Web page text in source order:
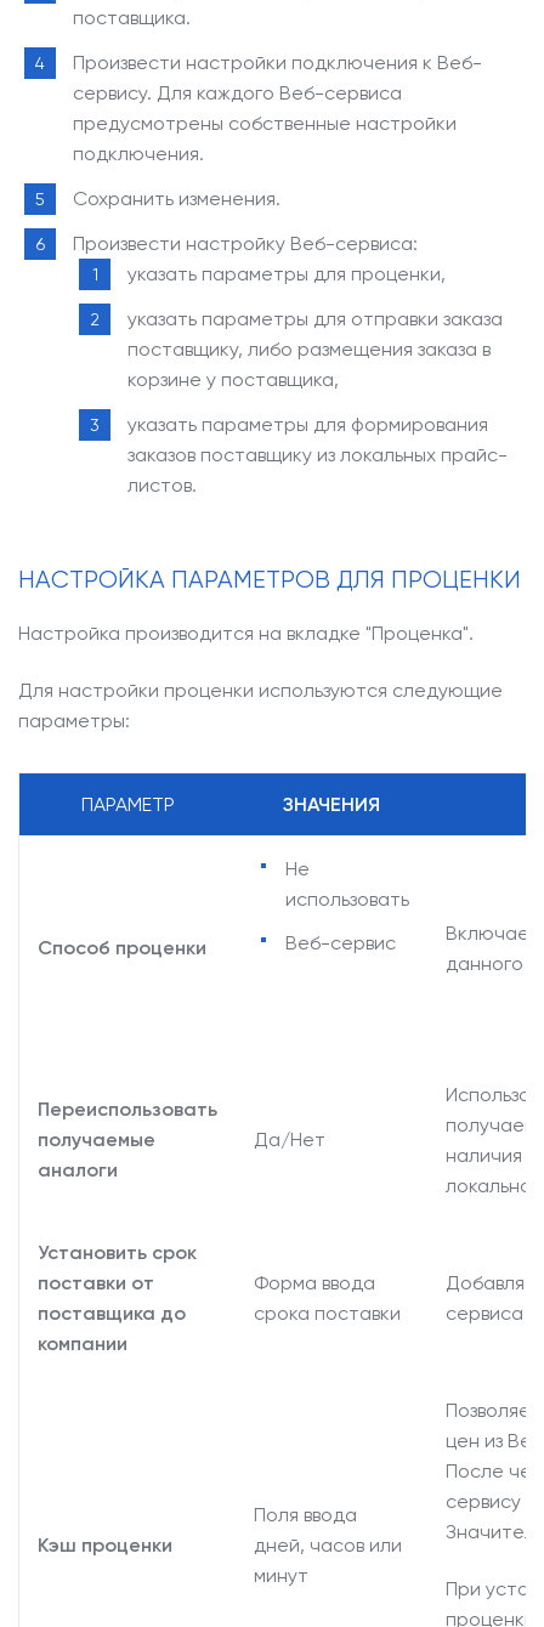
поставщика.
Произвести настройки подключения к Веб-
сервису. Для каждого Веб-сервиса
предусмотрены собственные настройки
подключения.
Сохранить изменения.
Произвести настройку Веб-сервиса:
указать параметры для проценки,
указать параметры для отправки заказа
поставщику, либо размещения заказа в
корзине у поставщика,
указать параметры для формирования
заказов поставщику из локальных прайс-
листов.
НАСТРОЙКА ПАРАМЕТРОВ ДЛЯ ПРОЦЕНКИ
Настройка производится на вкладке "Проценка".
Для настройки проценки используются следующие
параметры:
ПАРАМЕТР ЗНАЧЕНИЯ
Способ проценки
Не
использовать
Веб-сервис
Включает
данного
Переиспользовать
получаемые
аналоги
Да/Нет
наличия
локально
Установить срок
поставки от
поставщика до
компании
Форма ввода
срока поставки
сервиса
Кэш проценки
Поля ввода
дней, часов или
минут
цен из
После
сервису
При
проценки